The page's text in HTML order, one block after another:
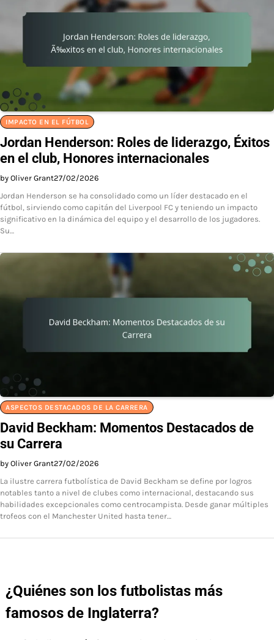
IMPACTO EN EL FÚTBOL
Jordan Henderson: Roles de liderazgo, Éxitos
en el club, Honores internacionales
by Oliver Grant27/02/2026
Jordan Henderson se ha consolidado como un líder destacado en el
fútbol, sirviendo como capitán del Liverpool FC y teniendo un impacto
significativo en la dinámica del equipo y el desarrollo de los jugadores.
Su…
ASPECTOS DESTACADOS DE LA CARRERA
David Beckham: Momentos Destacados de
su Carrera
by Oliver Grant27/02/2026
La ilustre carrera futbolística de David Beckham se define por logros
notables tanto a nivel de clubes como internacional, destacando sus
habilidades excepcionales como centrocampista. Desde ganar múltiples
trofeos con el Manchester United hasta tener…
¿Quiénes son los futbolistas más
famosos de Inglaterra?